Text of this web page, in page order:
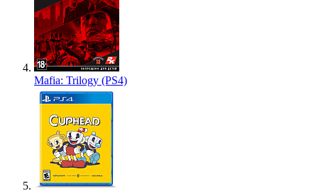
Mafia: Trilogy (PS4)